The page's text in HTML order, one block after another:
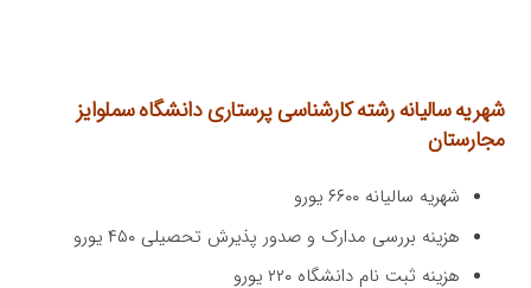
شهریه سالیانه رشته کارشناسی پرستاریدانشگاه سملوایز
مجارستان
شهریه سالیانه ۶۶۰۰ یورو
هزینه بررسی مدارک و صدور پذیرش تحصیلی ۴۵۰ یورو
هزینه ثبت نام دانشگاه ۲۲۰ یورو